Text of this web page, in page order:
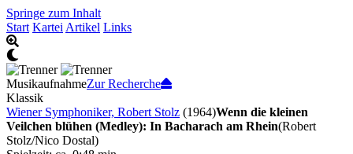
Springe zum Inhalt
Start Kartei Artikel Links
MusikaufnahmeZur Recherche
Klassik
Wiener Symphoniker, Robert Stolz (1964)Wenn die kleinen
Veilchen blühen (Medley): In Bacharach am Rhein(Robert
Stolz/Nico Dostal)